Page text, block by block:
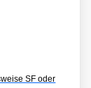
SF oder